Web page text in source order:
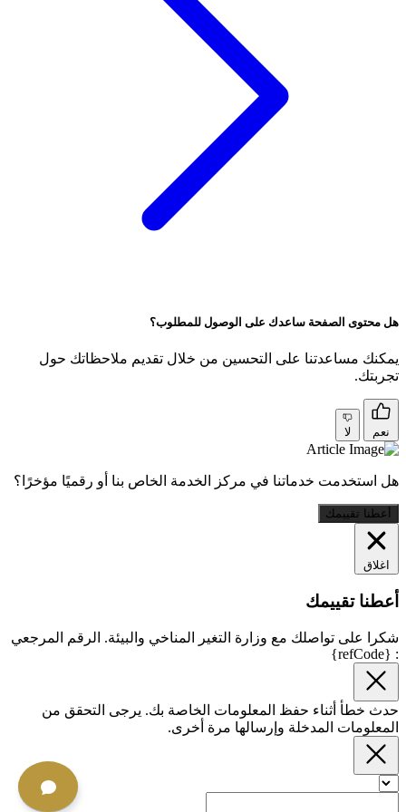
هل محتوى الصفحة ساعدك على الوصول للمطلوب؟
يمكنك مساعدتنا على التحسين من خلال تقديم ملاحظاتك حول
تجربتك.
نعم لا
هل استخدمت خدماتنا في مركز الخدمة الخاص بنا أو رقميًا مؤخرًا؟
أعطنا تقييمك
اغلاق
أعطنا تقييمك
شكرا على تواصلك مع وزارة التغير المناخي والبيئة. الرقم المرجعي
: {refCode}
حدث خطأ أثناء حفظ المعلومات الخاصة بك. يرجى التحقق من
المعلومات المدخلة وإرسالها مرة أخرى.